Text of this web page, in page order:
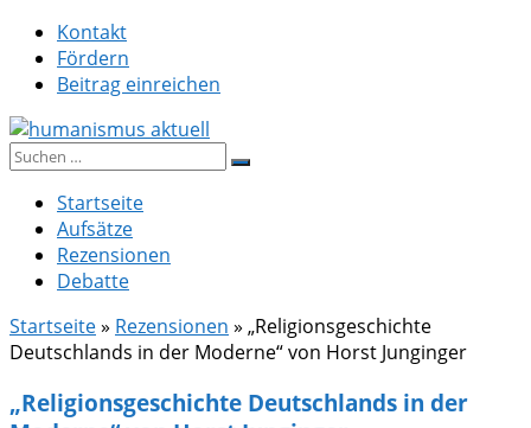
Zum
Inhalt
springen
Kontakt
Fördern
Beitrag einreichen
humanismus aktuell
Suche
Startseite
Aufsätze
Rezensionen
Debatte
Startseite» Rezensionen » „Religionsgeschichte
Deutschlands in der Moderne“ von Horst Junginger
„Religionsgeschichte Deutschlands in der